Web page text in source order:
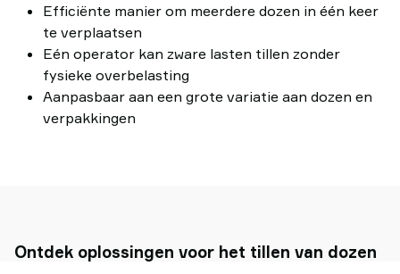
Efficiënte manier om meerdere dozen in één keer
te verplaatsen
Eén operator kan zware lasten tillen zonder
fysieke overbelasting
Aanpasbaar aan een grote variatie aan dozen en
verpakkingen
Ontdek oplossingen voor het tillen van dozen